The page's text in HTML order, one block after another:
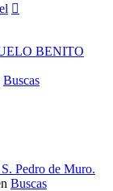
BENITO
Buscas
Pedro de Muro.
Buscas